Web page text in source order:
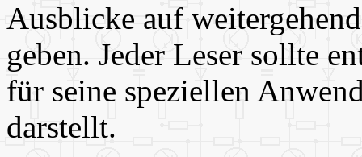
Ausblicke auf
geben. Jeder Leser sollte
für seine speziellen
darstellt.